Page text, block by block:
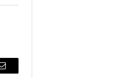
E-